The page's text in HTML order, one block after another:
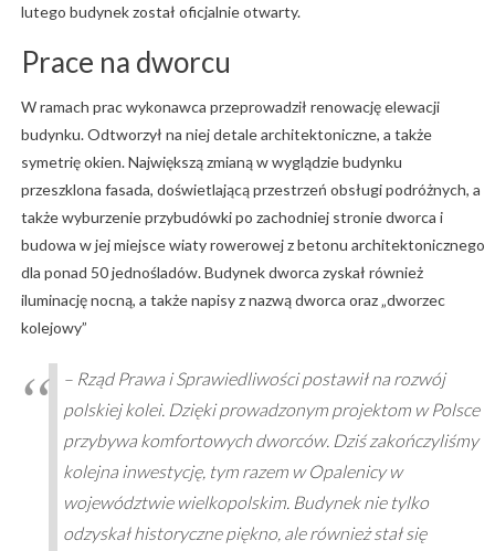
lutego budynek został oficjalnie otwarty.
Prace na dworcu
W ramach prac wykonawca przeprowadził renowację elewacji
budynku. Odtworzył na niej detale architektoniczne, a także
symetrię okien. Największą zmianą w wyglądzie budynku
przeszklona fasada, doświetlającą przestrzeń obsługi podróżnych, a
także wyburzenie przybudówki po zachodniej stronie dworca i
budowa w jej miejsce wiaty rowerowej z betonu architektonicznego
dla ponad 50 jednośladów. Budynek dworca zyskał również
iluminację nocną, a także napisy z nazwą dworca oraz „dworzec
kolejowy”
– Rząd Prawa i Sprawiedliwości postawił na rozwój
polskiej kolei. Dzięki prowadzonym projektom w Polsce
przybywa komfortowych dworców. Dziś zakończyliśmy
kolejna inwestycję, tym razem w Opalenicy w
województwie wielkopolskim. Budynek nie tylko
odzyskał historyczne piękno, ale również stał się